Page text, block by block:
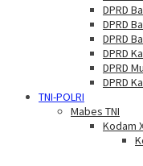
DPRD
DPRD
DPRD
DPRD
DPRD
DPRD
TNI-POLRI
Mabes TNI
Kodam